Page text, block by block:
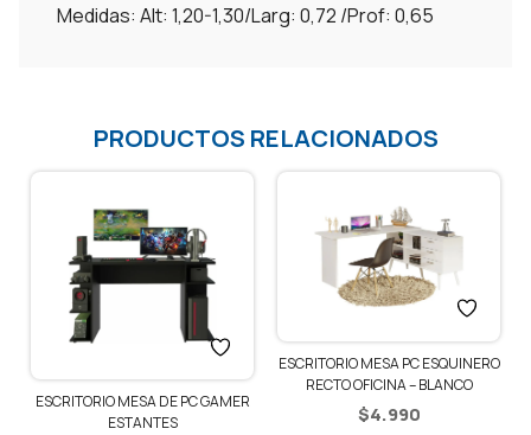
Medidas: Alt: 1,20-1,30/Larg: 0,72 /Prof: 0,65
PRODUCTOS RELACIONADOS
ESCRITORIO MESA DE PC GAMER
ESTANTES
ESCRITORIO MESA PC ESQUINERO
RECTO OFICINA – BLANCO
$4.990